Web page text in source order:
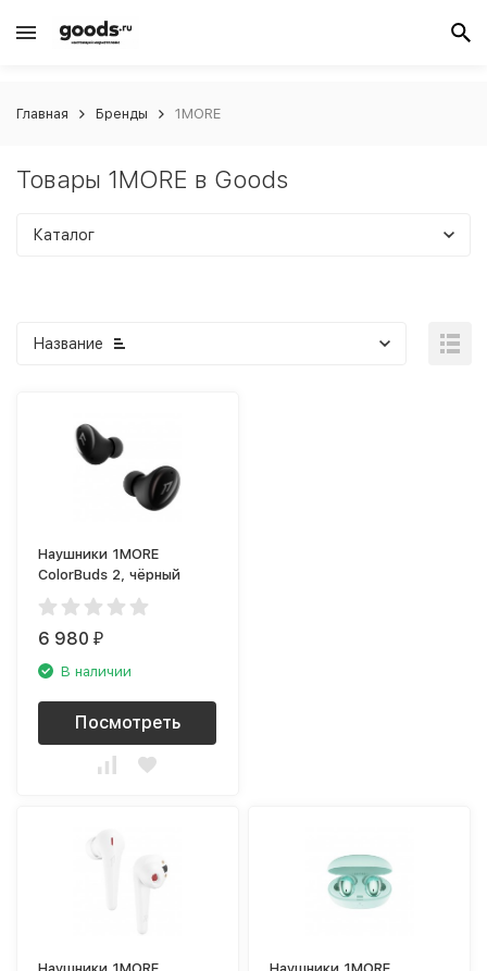
Главная Бренды 1MORE
Товары 1MORE в Goods
Каталог
Название
Наушники 1MORE
ColorBuds 2, чёрный
6 980₽
В наличии
Посмотреть